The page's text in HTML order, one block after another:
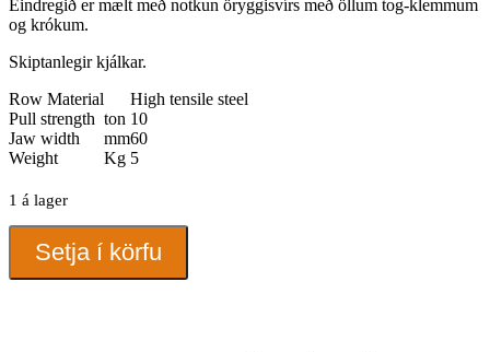
Eindregið er mælt með notkun öryggisvírs með öllum tog-klemmum
og krókum.
Skiptanlegir kjálkar.
Row Material
High tensile steel
Pull strength ton 10
Jaw width
mm60
Weight
Kg 5
1 á lager
Autoblock
Magnum
10
Setja í körfu